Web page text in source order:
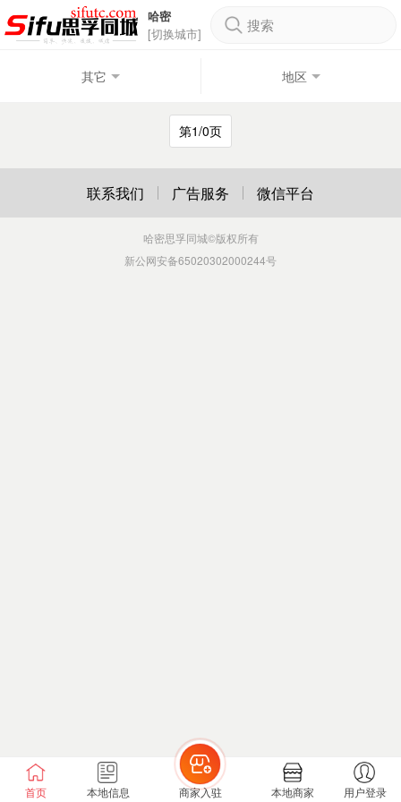
哈密
[切换城市]
搜索
其它 地区
第1/0页
首页 本地信息 商家入驻 本地商家 用户登录
联系我们 广告服务 微信平台
哈密思孚同城©版权所有
新公网安备65020302000244号